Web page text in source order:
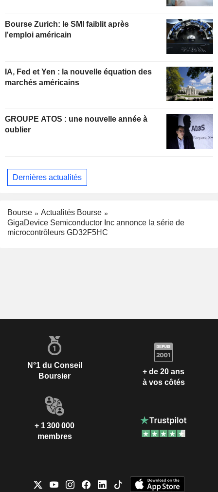
Bourse Zurich: le SMI faiblit après
l'emploi américain
IA, Fed et Yen : la nouvelle équation des
marchés américains
GROUPE ATOS : une nouvelle année à
oublier
Dernières actualités
Bourse
Actualités Bourse
GigaDevice Semiconductor Inc annonce la série de
microcontrôleurs GD32F5HC
N°1 du Conseil
Boursier
+ de 20 ans
à vos côtés
+ 1 300 000
membres